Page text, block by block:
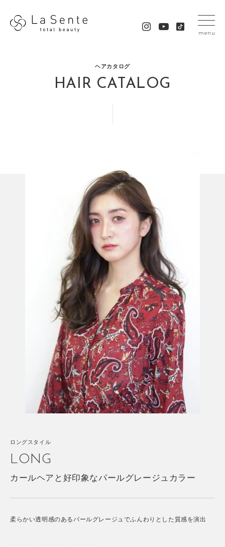
menu
ヘアカタログ
HAIR CATALOG
ロングスタイル
LONG
カールヘアと好印象なパールグレージュカラー
柔らかい透明感のあるパールグレージュでふんわりとした質感を演出